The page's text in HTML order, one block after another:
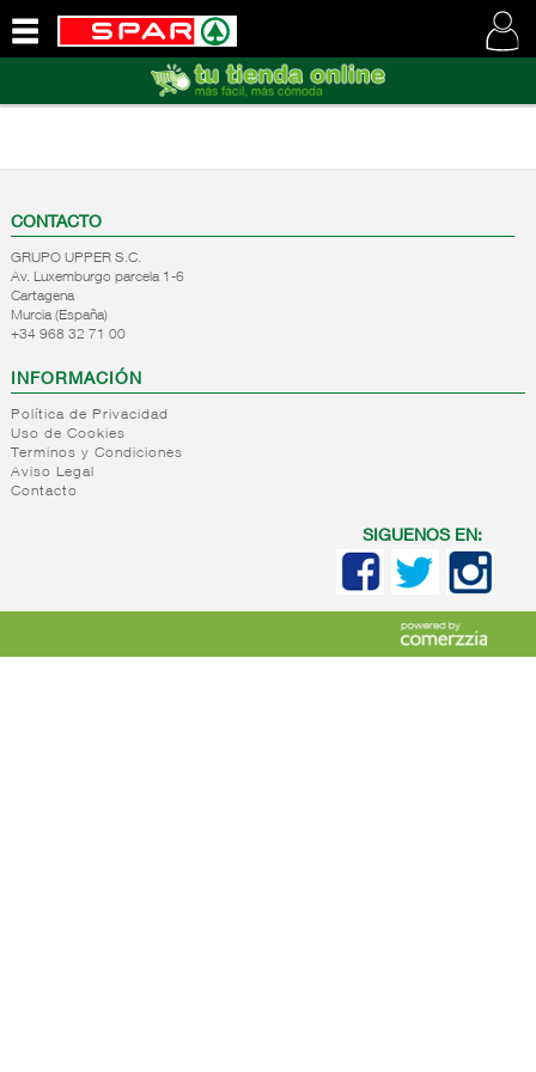
SOMOS
CONTACTO
GRUPO UPPER S.C.
Av. Luxemburgo parcela 1-6
Cartagena
Murcia (España)
+34 968 32 71 00
INFORMACIÓN
Política de Privacidad
Uso de Cookies
Terminos y Condiciones
Aviso Legal
Contacto
SIGUENOS EN: